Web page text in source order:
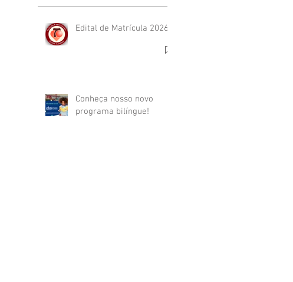
Edital de Matrícula 2026
Conheça nosso novo
programa bilíngue!